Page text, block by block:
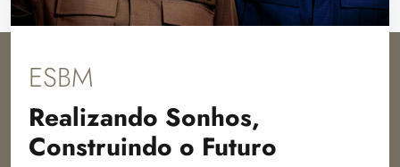
ESBM
Realizando Sonhos,
Construindo o Futuro